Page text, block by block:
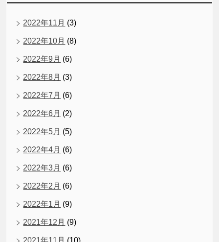
2022年11月 (3)
2022年10月 (8)
2022年9月 (6)
2022年8月 (3)
2022年7月 (6)
2022年6月 (2)
2022年5月 (5)
2022年4月 (6)
2022年3月 (6)
2022年2月 (6)
2022年1月 (9)
2021年12月 (9)
2021年11月 (10)